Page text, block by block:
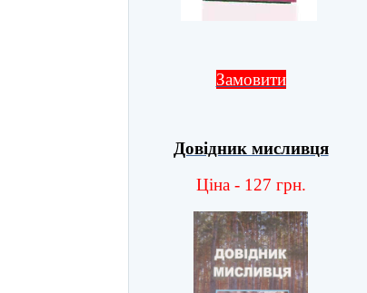
Замовити
Довідник мисливця
Ціна - 127 грн.